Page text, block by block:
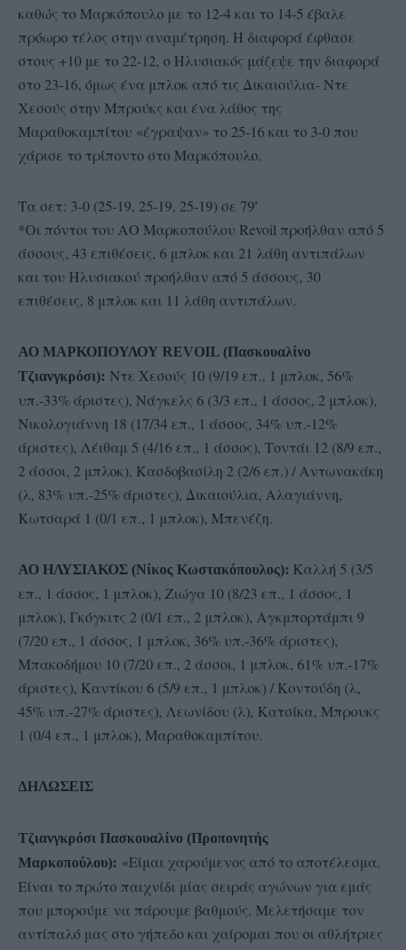
καθώς το Μαρκόπουλο με το 12-4 και το 14-5 έβαλε
πρόωρο τέλος στην αναμέτρηση. Η διαφορά έφθασε
στους +10 με το 22-12, ο Ηλυσιακός μάζεψε την διαφορά
στο 23-16, όμως ένα μπλοκ από τις Δικαιούλια- Ντε
Χεσούς στην Μπρούκς και ένα λάθος της
Μαραθοκαμπίτου «έγραψαν» το 25-16 και το 3-0 που
χάρισε το τρίποντο στο Μαρκόπουλο.
Τα σετ: 3-0 (25-19, 25-19, 25-19) σε 79′
*Οι πόντοι του ΑΟ Μαρκοπούλου Revoil προήλθαν από 5
άσσους, 43 επιθέσεις, 6 μπλοκ και 21 λάθη αντιπάλων
και του Ηλυσιακού προήλθαν από 5 άσσους, 30
επιθέσεις, 8 μπλοκ και 11 λάθη αντιπάλων.
ΑΟ ΜΑΡΚΟΠΟΥΛΟΥ REVOIL (Πασκουαλίνο
Τζιανγκρόσι): Ντε Χεσούς 10 (9/19 επ., 1 μπλοκ, 56%
υπ.-33% άριστες), Νάγκελς 6 (3/3 επ., 1 άσσος, 2 μπλοκ),
Νικολογιάννη 18 (17/34 επ., 1 άσσος, 34% υπ.-12%
άριστες), Λέιθαμ 5 (4/16 επ., 1 άσσος), Τοντάι 12 (8/9 επ.,
2 άσσοι, 2 μπλοκ), Κασδοβασίλη 2 (2/6 επ.) / Αντωνακάκη
(λ, 83% υπ.-25% άριστες), Δικαιούλια, Αλαγιάννη,
Κωτσαρά 1 (0/1 επ., 1 μπλοκ), Μπενέζη.
ΑΟ ΗΛΥΣΙΑΚΟΣ (Νίκος Κωστακόπουλος): Καλλή 5 (3/5
επ., 1 άσσος, 1 μπλοκ), Ζιώγα 10 (8/23 επ., 1 άσσος, 1
μπλοκ), Γκόγκιτς 2 (0/1 επ., 2 μπλοκ), Αγκμπορτάμπι 9
(7/20 επ., 1 άσσος, 1 μπλοκ, 36% υπ.-36% άριστες),
Μπακοδήμου 10 (7/20 επ., 2 άσσοι, 1 μπλοκ, 61% υπ.-17%
άριστες), Καντίκου 6 (5/9 επ., 1 μπλοκ) / Κοντούδη (λ,
45% υπ.-27% άριστες), Λεωνίδου (λ), Κατσίκα, Μπρουκς
1 (0/4 επ., 1 μπλοκ), Μαραθοκαμπίτου.
ΔΗΛΩΣΕΙΣ
Τζιανγκρόσι Πασκουαλίνο (Προπονητής
Μαρκοπούλου): «Είμαι χαρούμενος από το αποτέλεσμα.
Είναι το πρώτο παιχνίδι μίας σειράς αγώνων για εμάς
που μπορούμε να πάρουμε βαθμούς. Μελετήσαμε τον
αντίπαλό μας στο γήπεδο και χαίρομαι που οι αθλήτριες